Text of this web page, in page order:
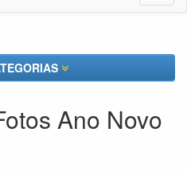
Ano Novo